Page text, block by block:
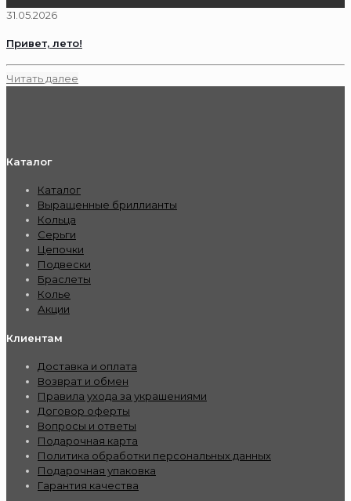
31.05.2026
Привет, лето!
Читать далее
Каталог
Каталог
Выращенные бриллианты
Кольца
Серьги
Цепочки
Подвески
Браслеты
Колье
Акции
Клиентам
Доставка и оплата
Возврат и обмен
Правила ухода за украшениями
Договор оферты
Вопросы и ответы
Подарочная карта
Политика обработки персональных данных
Подарочная упаковка
Гарантия качества